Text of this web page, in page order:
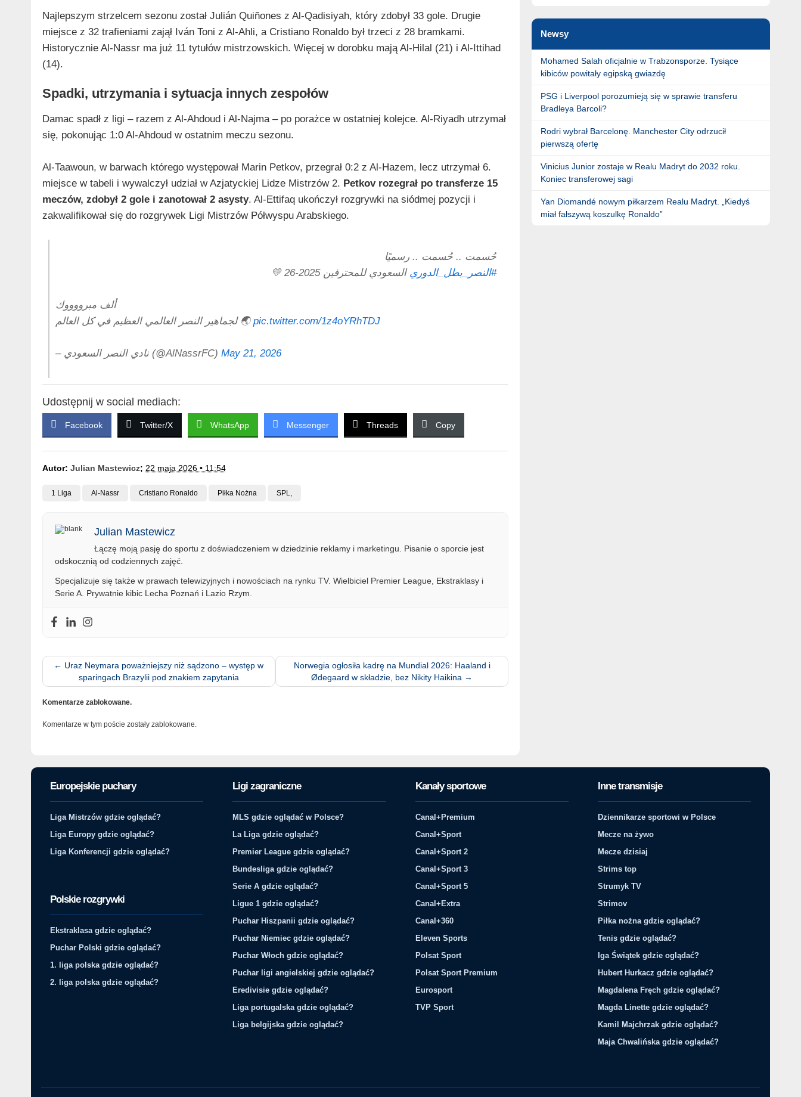
Najlepszym strzelcem sezonu został Julián Quiñones z Al‑Qadisiyah, który zdobył 33 gole. Drugie
miejsce z 32 trafieniami zajął Iván Toni z Al‑Ahli, a Cristiano Ronaldo był trzeci z 28 bramkami.
Historycznie Al‑Nassr ma już 11 tytułów mistrzowskich. Więcej w dorobku mają Al‑Hilal (21) i Al‑Ittihad
(14).
Spadki, utrzymania i sytuacja innych zespołów
Damac spadł z ligi – razem z Al‑Ahdoud i Al‑Najma – po porażce w ostatniej kolejce. Al‑Riyadh utrzymał
się, pokonując 1:0 Al‑Ahdoud w ostatnim meczu sezonu.
Al‑Taawoun, w barwach którego występował Marin Petkov, przegrał 0:2 z Al‑Hazem, lecz utrzymał 6.
miejsce w tabeli i wywalczył udział w Azjatyckiej Lidze Mistrzów 2. Petkov rozegrał po transferze 15
meczów, zdobył 2 gole i zanotował 2 asysty. Al‑Ettifaq ukończył rozgrywki na siódmej pozycji i
zakwalifikował się do rozgrywek Ligi Mistrzów Półwyspu Arabskiego.
حُسمت .. حُسمت .. رسميًا
#النصر_بطل_الدوري السعودي للمحترفين 2025-26 💛
ألف مبرووووك
لجماهير النصر العالمي العظيم في كل العالم 🌏 pic.twitter.com/1z4oYRhTDJ
– نادي النصر السعودي (@AlNassrFC) May 21, 2026
Udostępnij w social mediach:
Facebook Twitter/X WhatsApp Messenger Threads Copy
Autor: Julian Mastewicz; 22 maja 2026 • 11:54
1 Liga Al-Nassr Cristiano Ronaldo Piłka Nożna SPL,
Julian Mastewicz
Łączę moją pasję do sportu z doświadczeniem w dziedzinie reklamy i marketingu. Pisanie o sporcie jest
odskocznią od codziennych zajęć.
Specjalizuje się także w prawach telewizyjnych i nowościach na rynku TV. Wielbiciel Premier League, Ekstraklasy i
Serie A. Prywatnie kibic Lecha Poznań i Lazio Rzym.
← Uraz Neymara poważniejszy niż sądzono – występ w
sparingach Brazylii pod znakiem zapytania
Norwegia ogłosiła kadrę na Mundial 2026: Haaland i
Ødegaard w składzie, bez Nikity Haikina →
Komentarze zablokowane.
Komentarze w tym poście zostały zablokowane.
Newsy
Mohamed Salah oficjalnie w Trabzonsporze. Tysiące
kibiców powitały egipską gwiazdę
PSG i Liverpool porozumieją się w sprawie transferu
Bradleya Barcoli?
Rodri wybrał Barcelonę. Manchester City odrzucił
pierwszą ofertę
Vinicius Junior zostaje w Realu Madryt do 2032 roku.
Koniec transferowej sagi
Yan Diomandé nowym piłkarzem Realu Madryt. „Kiedyś
miał fałszywą koszulkę Ronaldo”
Europejskie puchary
Liga Mistrzów gdzie oglądać?
Liga Europy gdzie oglądać?
Liga Konferencji gdzie oglądać?
Polskie rozgrywki
Ekstraklasa gdzie oglądać?
Puchar Polski gdzie oglądać?
1. liga polska gdzie oglądać?
2. liga polska gdzie oglądać?
Ligi zagraniczne
MLS gdzie oglądać w Polsce?
La Liga gdzie oglądać?
Premier League gdzie oglądać?
Bundesliga gdzie oglądać?
Serie A gdzie oglądać?
Ligue 1 gdzie oglądać?
Puchar Hiszpanii gdzie oglądać?
Puchar Niemiec gdzie oglądać?
Puchar Włoch gdzie oglądać?
Puchar ligi angielskiej gdzie oglądać?
Eredivisie gdzie oglądać?
Liga portugalska gdzie oglądać?
Liga belgijska gdzie oglądać?
Kanały sportowe
Canal+Premium
Canal+Sport
Canal+Sport 2
Canal+Sport 3
Canal+Sport 5
Canal+Extra
Canal+360
Eleven Sports
Polsat Sport
Polsat Sport Premium
Eurosport
TVP Sport
Inne transmisje
Dziennikarze sportowi w Polsce
Mecze na żywo
Mecze dzisiaj
Strims top
Strumyk TV
Strimov
Piłka nożna gdzie oglądać?
Tenis gdzie oglądać?
Iga Świątek gdzie oglądać?
Hubert Hurkacz gdzie oglądać?
Magdalena Fręch gdzie oglądać?
Magda Linette gdzie oglądać?
Kamil Majchrzak gdzie oglądać?
Maja Chwalińska gdzie oglądać?